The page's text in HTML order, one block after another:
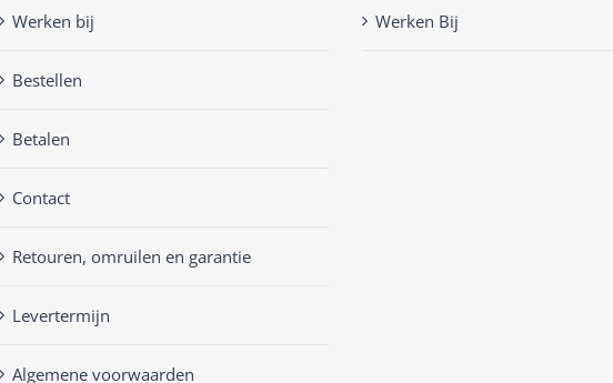
Werken bij
Bestellen
Betalen
Contact
Retouren, omruilen en garantie
Levertermijn
Algemene voorwaarden
Werken Bij